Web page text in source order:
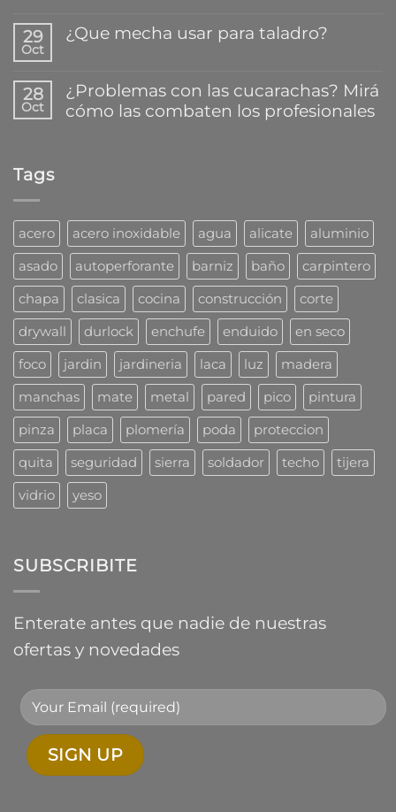
secreto
para
reparar
plásticos
en
hay
comentarios
la
nueva
29
Oct
¿Que mecha usar para taladro?
comentarios
en
¿Que
28
Oct
¿Problemas con las cucarachas? Mirá
cómo las combaten los profesionales
cucarachas?
Mirá
cómo
las
combaten
los
profesionales
Tags
acero acero inoxidable agua alicate
aluminio
asado
autoperforante barniz baño
carpintero
chapa
clasica cocina construcción
corte
drywall
durlock enchufe enduido
en seco
foco
jardin jardineria laca luz
madera
manchas
mate metal pared pico
pintura
pinza
placa plomería poda
proteccion
quita
seguridad sierra soldador techo
tijera
vidrio
yeso
SUBSCRIBITE
Enterate antes que nadie de nuestras
ofertas y novedades